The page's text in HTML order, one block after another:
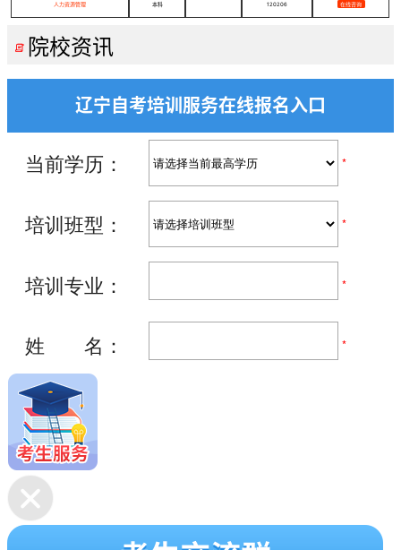
人力资源管理 本科 120206 在线咨询
 院校资讯
辽宁自考培训服务在线报名入口